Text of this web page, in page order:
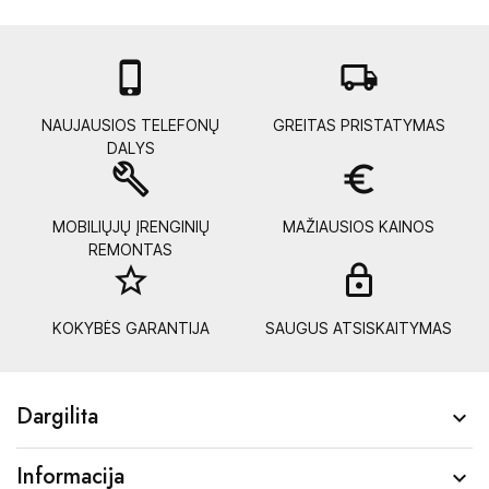

NAUJAUSIOS TELEFONŲ
DALYS
local_shipping
GREITAS PRISTATYMAS
build
MOBILIŲJŲ ĮRENGINIŲ
REMONTAS
euro_symbol
MAŽIAUSIOS KAINOS
star_border
KOKYBĖS GARANTIJA SAUGUS ATSISKAITYMAS
Dargilita 
Informacija 